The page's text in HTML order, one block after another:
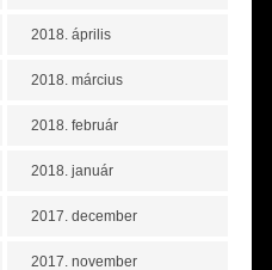
2018. április
2018. március
2018. február
2018. január
2017. december
2017. november